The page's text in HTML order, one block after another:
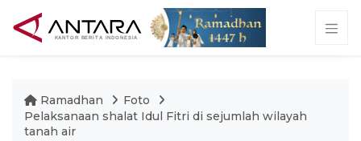
Ramadhan
Foto
Pelaksanaan shalat Idul Fitri di sejumlah wilayah
tanah air